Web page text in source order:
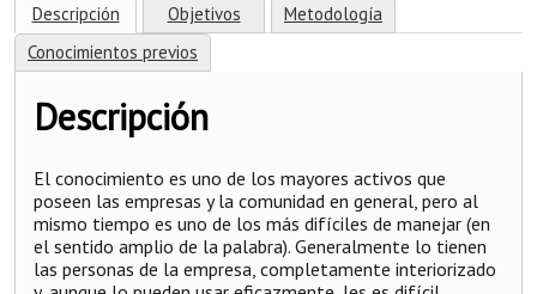
Descripción Objetivos
Metodología
Conocimientos previos
Descripción
El conocimiento es uno de los mayores activos que
poseen las empresas y la comunidad en general, pero al
mismo tiempo es uno de los más difíciles de manejar (en
el sentido amplio de la palabra). Generalmente lo tienen
las personas de la empresa, completamente interiorizado